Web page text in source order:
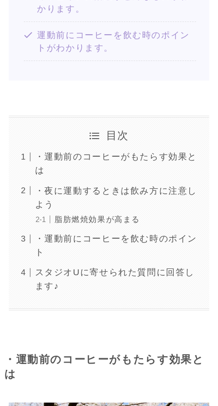
かります。
運動前にコーヒーを飲む時のポイン
トがわかります。
目次
・運動前のコーヒーがもたらす効果と
は
・夜に運動するときは飲み方に注意し
よう
脂肪燃焼効果が高まる
・運動前にコーヒーを飲む時のポイン
ト
スタジオUに寄せられた質問に回答し
ます♪
・運動前のコーヒーがもたらす効果と
は